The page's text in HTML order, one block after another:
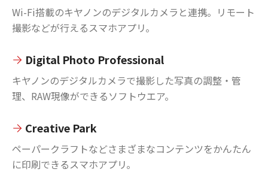
Wi-Fi搭載のキヤノンのデジタルカメラと連携。リモート
撮影などが行えるスマホアプリ。
Digital Photo Professional
キヤノンのデジタルカメラで撮影した写真の調整・管
理、RAW現像ができるソフトウエア。
Creative Park
ペーパークラフトなどさまざまなコンテンツをかんたん
に印刷できるスマホアプリ。